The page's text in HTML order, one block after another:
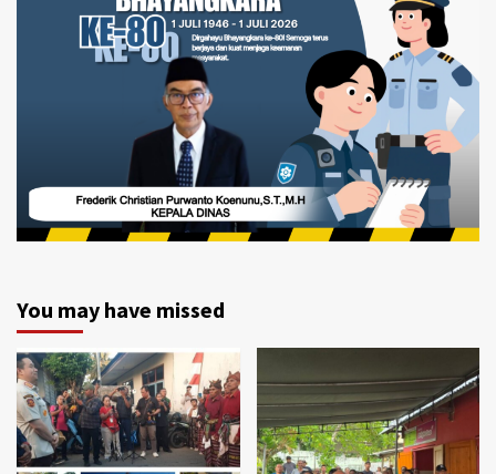
You may have missed